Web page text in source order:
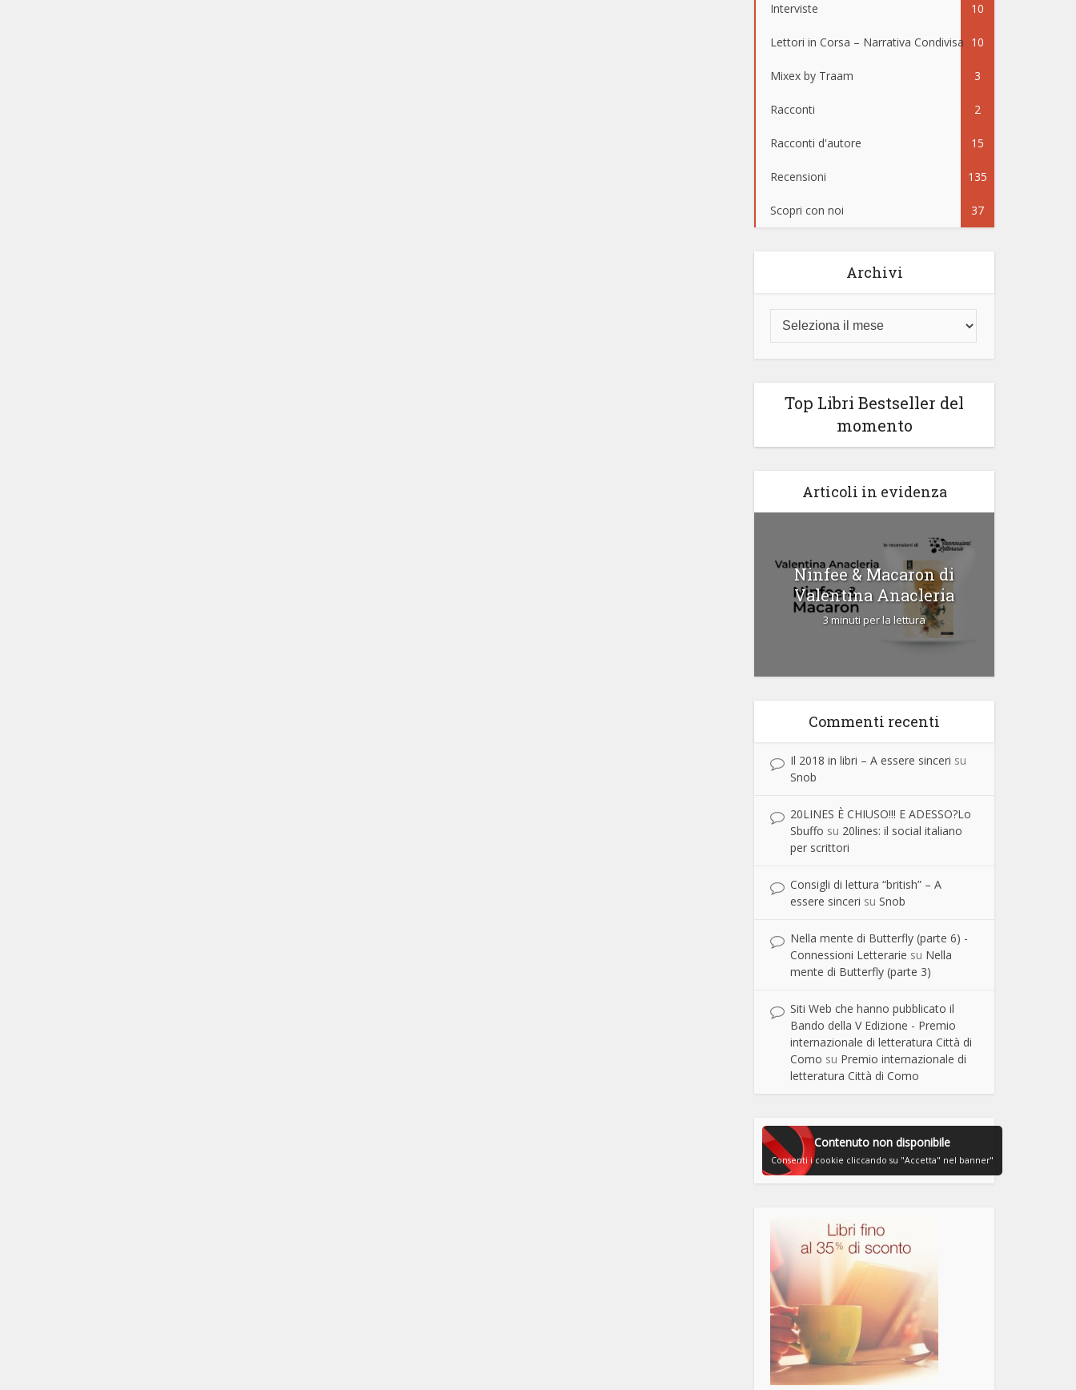
Interviste 10
Lettori in Corsa – Narrativa Condivisa 10
Mixex by Traam 3
Racconti 2
Racconti d'autore 15
Recensioni 135
Scopri con noi 37
Archivi
Top Libri Bestseller del
momento
Articoli in evidenza
Ninfee & Macaron di
Valentina Anacleria
3 minuti per la lettura
Commenti recenti
Il 2018 in libri – A essere sinceri su
Snob
20LINES È CHIUSO!!! E ADESSO?Lo
Sbuffo su 20lines: il social italiano
per scrittori
Consigli di lettura “british” – A
essere sinceri su Snob
Nella mente di Butterfly (parte 6) -
Connessioni Letterarie su Nella
mente di Butterfly (parte 3)
Siti Web che hanno pubblicato il
Bando della V Edizione - Premio
internazionale di letteratura Città di
Como su Premio internazionale di
letteratura Città di Como
Contenuto non disponibile
Consenti i cookie cliccando su "Accetta" nel banner"